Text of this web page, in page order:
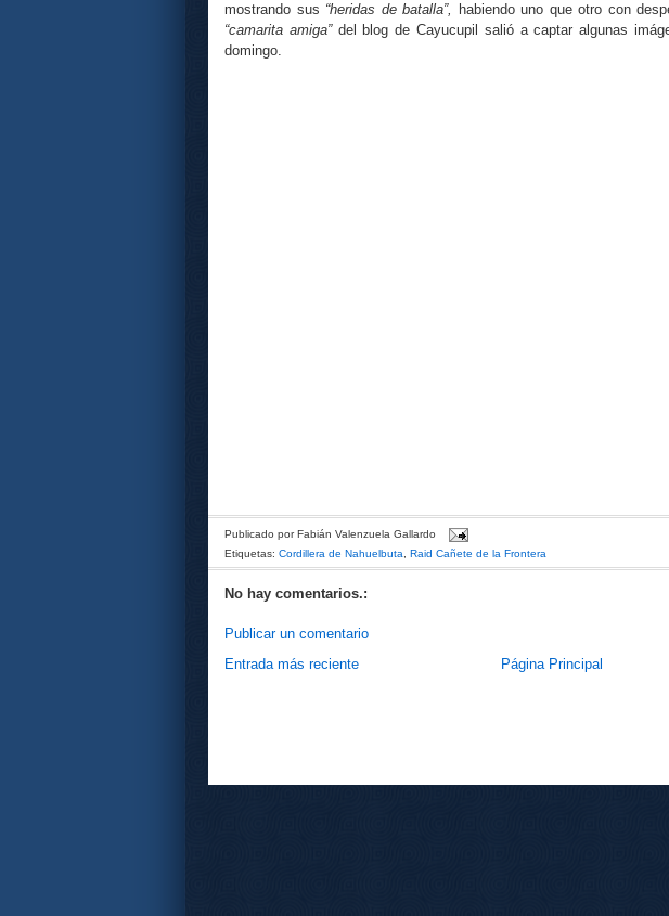
mostrando sus “heridas de batalla”,
habiendo uno que otro con
“camarita amiga”del blog de Cayucupil salió a captar algunas
domingo.
Publicado por Fabián Valenzuela Gallardo
Etiquetas: Cordillera de Nahuelbuta, Raid Cañete de la Frontera
No hay comentarios.:
Publicar un comentario
Entrada más reciente
Página Principal